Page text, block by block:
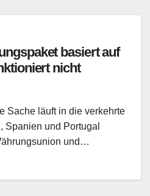
basiert auf
nicht
Sache läuft in die verkehrte
Spanien und Portugal
und…